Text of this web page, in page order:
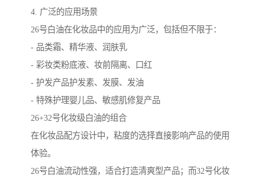
4. 广泛的应用场景
26号白油在化妆品中的应用为广泛，包括但不限于：
- 品类霜、精华液、润肤乳
- 彩妆类粉底液、妆前隔离、口红
- 护发产品护发素、发膜、发油
- 特殊护理婴儿品、敏感肌修复产品
26+32号化妆级白油的组合
在化妆品配方设计中，粘度的选择直接影响产品的使用
体验。
26号白油流动性强，适合打造清爽型产品；而32号化妆